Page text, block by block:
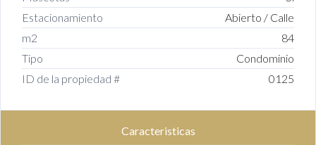
Estacionamiento
Abierto / Calle
m2
84
Tipo
Condominio
ID de la propiedad #
0125
Caracteristicas